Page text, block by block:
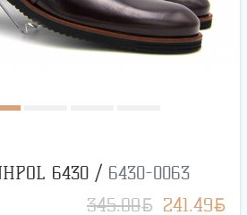
6430 / 6430-0063
345.00BYN 241.49BYN